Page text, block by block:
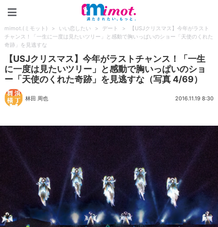
mimot.(ミモット) > いい恋したい > デート >
【USJクリスマス】今年がラスト
チャンス！「一生に一度は見たいツリー」と感動で胸いっぱいのショー「天使のくれた
奇跡」を見逃すな
【USJクリスマス】今年がラストチャンス！「一生
に一度は見たいツリー」と感動で胸いっぱいのショ
ー「天使のくれた奇跡」を見逃すな（写真 4/69）
林田 周也 2016.11.19 8:30